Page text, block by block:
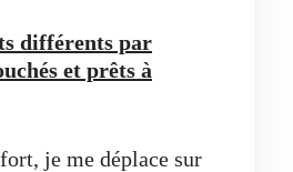
différents par
et prêts à
je me déplace sur